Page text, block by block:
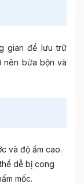
gian để lưu trữ
nên bừa bộn và
và độ ẩm cao.
dễ bị cong
mốc.